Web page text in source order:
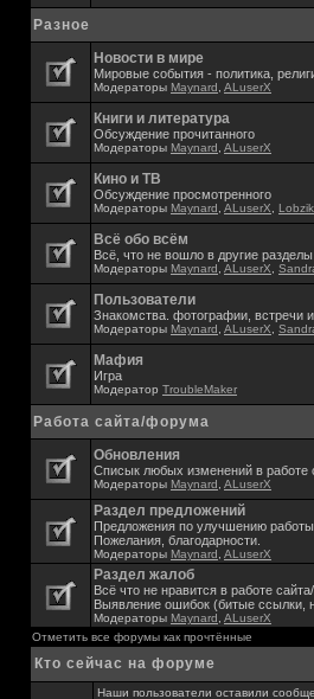
Разное
Новости в мире
Мировые события - политика,
Модераторы Maynard ALuserX
Книги и литература
Обсуждение прочитанного
Модераторы Maynard ALuserX
Кино и ТВ
Обсуждение просмотренного
Модераторы Maynard ALuserX Lobzik
Всё обо всём
Всё, что не вошло в другие разделы
Модераторы Maynard ALuserX
Пользователи
Знакомства. фотографии, встречи
Модераторы Maynard ALuserX
Мафия
Игра
Модератор TroubleMaker
Работа сайта/форума
Обновления
Списык любых изменений в работе
Модераторы Maynard ALuserX
Раздел предложений
Предложения по улучшению
Пожелания, благодарности.
Модераторы Maynard ALuserX
Раздел жалоб
Всё что не нравится в работе
Выявление ошибок (битые ссылки,
Модераторы Maynard ALuserX
Отметить все форумы как прочтённые
Кто сейчас на форуме
Наши пользователи оставили